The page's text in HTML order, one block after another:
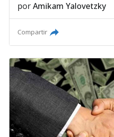
porAmikam Yalovetzky
Compartir